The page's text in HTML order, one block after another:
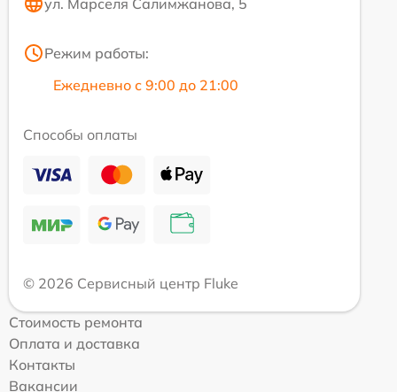
ул. Марселя Салимжанова, 5
Режим работы:
Ежедневно с 9:00 до 21:00
Способы оплаты
© 2026 Сервисный центр Fluke
Стоимость ремонта
Оплата и доставка
Контакты
Вакансии